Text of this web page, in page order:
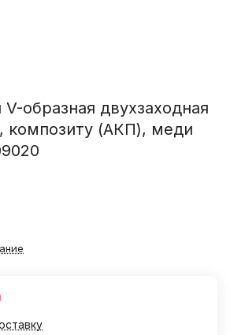
образная двухзаходная
композиту (АКП), меди